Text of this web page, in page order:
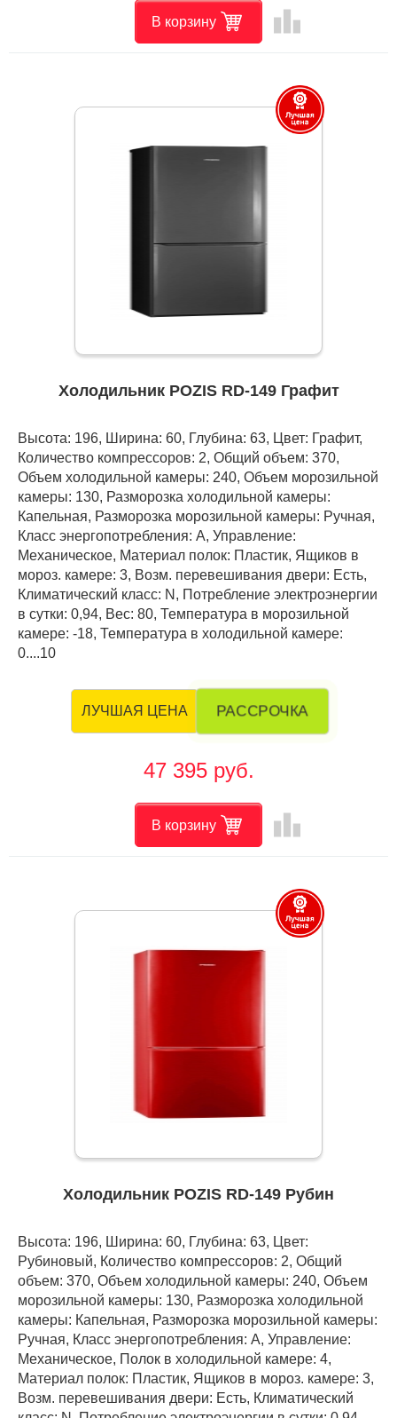
В корзину leaderboard
Холодильник POZIS RD-149 Графит
Высота: 196, Ширина: 60, Глубина: 63, Цвет: Графит,
Количество компрессоров: 2, Общий объем: 370,
Объем холодильной камеры: 240, Объем морозильной
камеры: 130, Разморозка холодильной камеры:
Капельная, Разморозка морозильной камеры: Ручная,
Класс энергопотребления: А, Управление:
Механическое, Материал полок: Пластик, Ящиков в
мороз. камере: 3, Возм. перевешивания двери: Есть,
Климатический класс: N, Потребление электроэнергии
в сутки: 0,94, Вес: 80, Температура в морозильной
камере: -18, Температура в холодильной камере:
0....10
ЛУЧШАЯ ЦЕНА РАССРОЧКА
47 395 руб.
В корзину leaderboard
Холодильник POZIS RD-149 Рубин
Высота: 196, Ширина: 60, Глубина: 63, Цвет:
Рубиновый, Количество компрессоров: 2, Общий
объем: 370, Объем холодильной камеры: 240, Объем
морозильной камеры: 130, Разморозка холодильной
камеры: Капельная, Разморозка морозильной камеры:
Ручная, Класс энергопотребления: А, Управление:
Механическое, Полок в холодильной камере: 4,
Материал полок: Пластик, Ящиков в мороз. камере: 3,
Возм. перевешивания двери: Есть, Климатический